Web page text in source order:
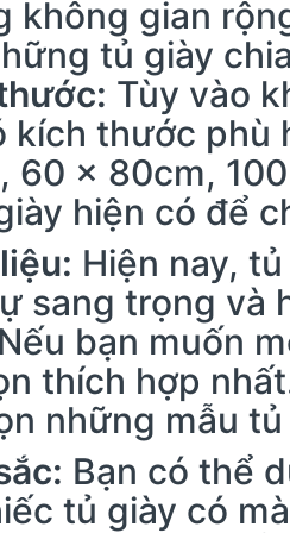
không gian
tủ giày
Tùy vào
kích thước phù
60 x 80cm,
hiện có để
Hiện nay,
sang trọng và
bạn muốn
thích hợp
những mẫu
Bạn có thể
tủ giày có